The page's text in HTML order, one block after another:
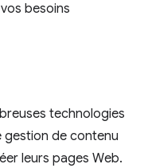
besoins
technologies
gestion de contenu
leurs pages Web.